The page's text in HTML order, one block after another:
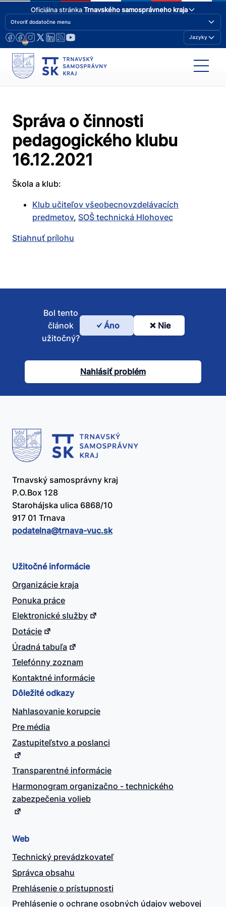
Oficiálna stránkaTrnavského samosprávneho kraja
Otvoriť dodatočne menu
Jazyky
Správa o činnosti
pedagogického klubu
16.12.2021
Škola a klub:
Klub učiteľov všeobecnovzdelávacích
predmetov, SOŠ technická Hlohovec
Stiahnuť prílohu
Bol
článok
užitočný?
Bol tento
článok
užitočný?
Áno Nie
Nahlásiť problém
Trnavský samosprávny kraj
P.O.Box 128
Starohájska ulica 6868/10
917 01 Trnava
podatelna@​trnava-vuc.sk
Užitočné informácie
Organizácie kraja
Ponuka práce
Elektronické služby
Dotácie
Úradná tabuľa
Telefónny zoznam
Kontaktné informácie
Dôležité odkazy
Nahlasovanie korupcie
Pre média
Zastupiteľstvo a poslanci
Transparentné informácie
Harmonogram organizačno - technického
zabezpečenia volieb
Web
Technický prevádzkovateľ
Správca obsahu
Prehlásenie o prístupnosti
Prehlásenie o ochrane osobných údajov webovej